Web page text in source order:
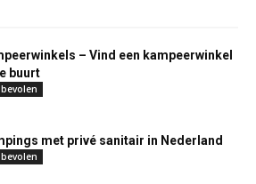
– Vind een kampeerwinkel
buurt
met privé sanitair in Nederland